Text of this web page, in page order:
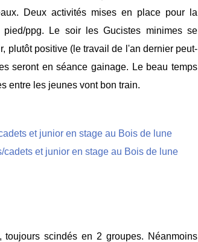
Deux activités mises en place pour la
ppg. Le soir les Gucistes minimes se
plutôt positive (le travail de l'an dernier peut-
seront en séance gainage. Le beau temps
entre les jeunes vont bon train.
scindés en 2 groupes. Néanmoins